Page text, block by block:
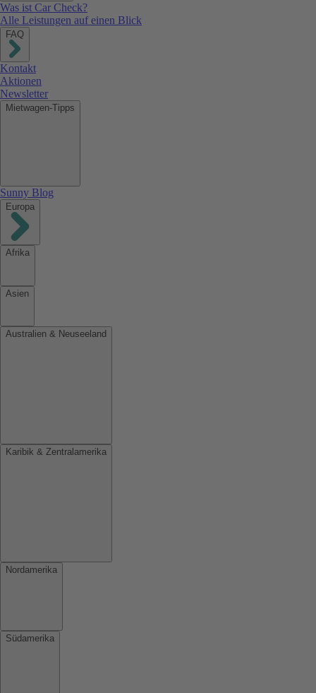
Was ist Car Check?
Alle Leistungen auf einen Blick
FAQ
Kontakt
Aktionen
Newsletter
Mietwagen-Tipps
Sunny Blog
Europa
Afrika
Asien
Australien & Neuseeland
Karibik & Zentralamerika
Nordamerika
Südamerika